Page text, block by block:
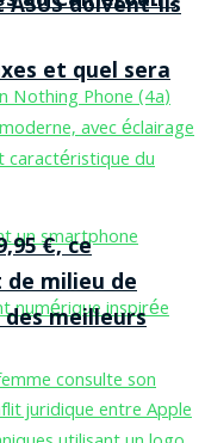
et quel sera
doivent-ils
€, ce
milieu de
meilleurs